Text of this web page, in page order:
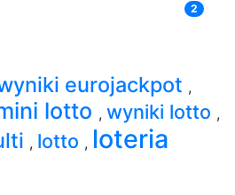
2
eurojackpot ,
lotto , wyniki lotto ,
, lotto , loteria